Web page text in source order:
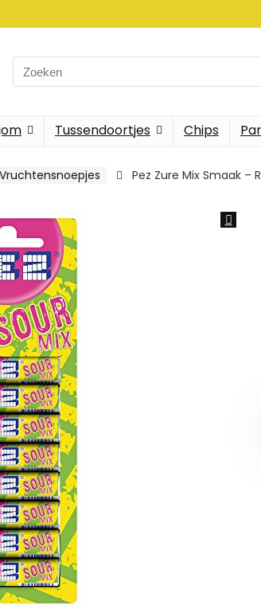
Search
for:
Tussendoortjes Chips
Vruchtensnoepjes Pez Zure Mix Smaak –